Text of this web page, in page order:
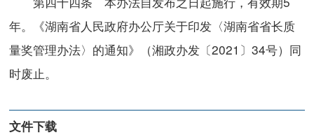
年。《湖南省人民政府办公厅关于印发〈湖南省省长质
量奖管理办法〉的通知》（湘政办发〔2021〕34号）同
时废止。
文件下载